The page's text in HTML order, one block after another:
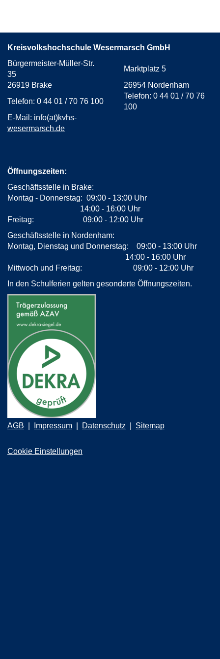
Kreisvolkshochschule Wesermarsch GmbH
Bürgermeister-Müller-Str.
35
Marktplatz 5
26919 Brake
26954 Nordenham
Telefon: 0 44 01 / 70 76 100
Telefon: 0 44 01 / 70 76
100
E-Mail: info(at)kvhs-
wesermarsch.de
Öffnungszeiten:
Geschäftsstelle in Brake:
Montag - Donnerstag: 09:00 - 13:00 Uhr
14:00 - 16:00 Uhr
Freitag: 09:00 - 12:00 Uhr
Geschäftsstelle in Nordenham:
Montag, Dienstag und Donnerstag: 09:00 - 13:00 Uhr
14:00 - 16:00 Uhr
Mittwoch und Freitag: 09:00 - 12:00 Uhr
In den Schulferien gelten gesonderte Öffnungszeiten.
AGB Impressum Datenschutz Sitemap
Cookie Einstellungen